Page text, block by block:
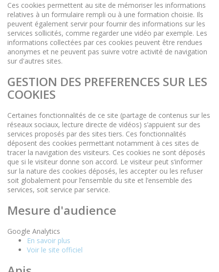
Ces cookies permettent au site de mémoriser les informations
relatives à un formulaire rempli ou à une formation choisie. Ils
peuvent également servir pour fournir des informations sur les
services sollicités, comme regarder une vidéo par exemple. Les
informations collectées par ces cookies peuvent être rendues
anonymes et ne peuvent pas suivre votre activité de navigation
sur d'autres sites.
GESTION DES PREFERENCES SUR LES
COOKIES
Certaines fonctionnalités de ce site (partage de contenus sur les
réseaux sociaux, lecture directe de vidéos) s’appuient sur des
services proposés par des sites tiers. Ces fonctionnalités
déposent des cookies permettant notamment à ces sites de
tracer la navigation des visiteurs. Ces cookies ne sont déposés
que si le visiteur donne son accord. Le visiteur peut s’informer
sur la nature des cookies déposés, les accepter ou les refuser
soit globalement pour l’ensemble du site et l’ensemble des
services, soit service par service.
Mesure d'audience
Google Analytics
En savoir plus
Voir le site officiel